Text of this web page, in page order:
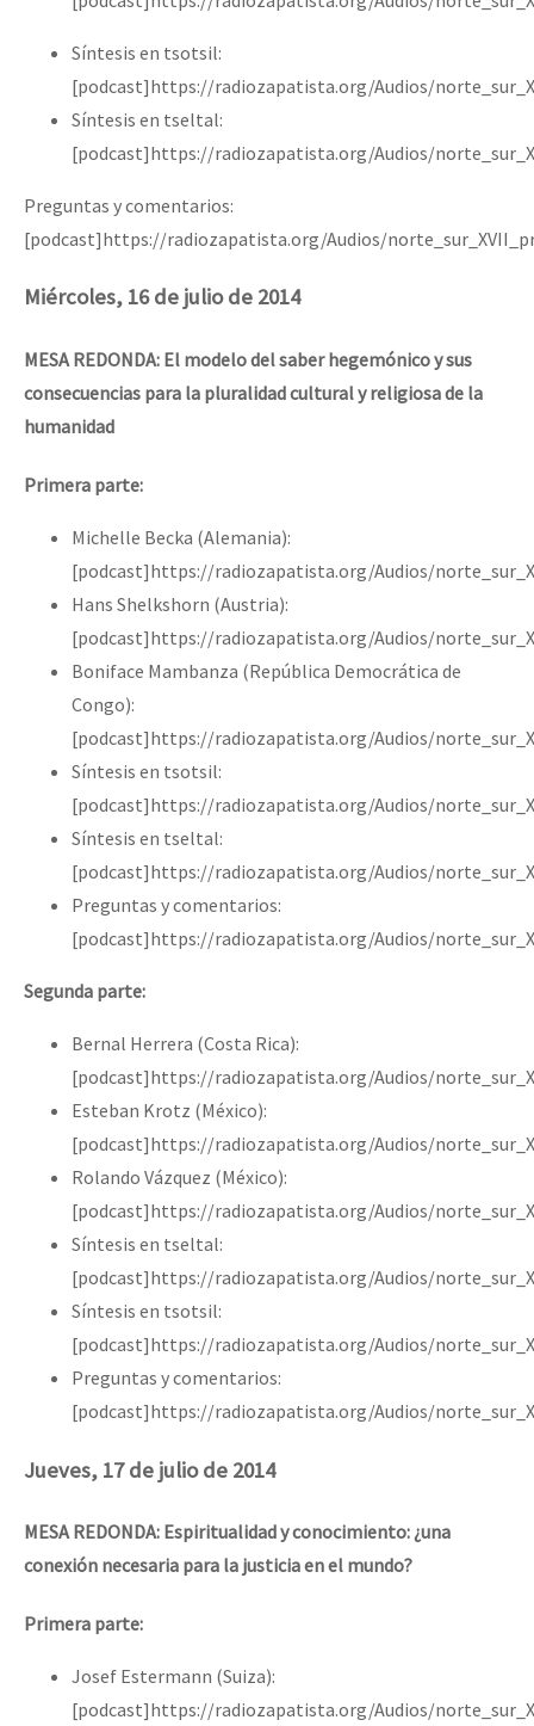
Síntesis en tsotsil:
[podcast]https://radiozapatista.org/Audios/
Síntesis en tseltal:
[podcast]https://radiozapatista.org/Audios/
Preguntas y comentarios:
[podcast]https://radiozapatista.org/Audios/
Miércoles, 16 de julio de 2014
MESA REDONDA: El modelo del saber hegemónico y sus
consecuencias para la pluralidad cultural y religiosa de la
humanidad
Primera parte:
Michelle Becka (Alemania):
[podcast]https://radiozapatista.org/Audios/
Hans Shelkshorn (Austria):
[podcast]https://radiozapatista.org/Audios/
Boniface Mambanza (República Democrática de
Congo):
[podcast]https://radiozapatista.org/Audios/
Síntesis en tsotsil:
[podcast]https://radiozapatista.org/Audios/
Síntesis en tseltal:
[podcast]https://radiozapatista.org/Audios/
Preguntas y comentarios:
[podcast]https://radiozapatista.org/Audios/
Segunda parte:
Bernal Herrera (Costa Rica):
[podcast]https://radiozapatista.org/Audios/
Esteban Krotz (México):
[podcast]https://radiozapatista.org/Audios/
Rolando Vázquez (México):
[podcast]https://radiozapatista.org/Audios/
Síntesis en tseltal:
[podcast]https://radiozapatista.org/Audios/
Síntesis en tsotsil:
[podcast]https://radiozapatista.org/Audios/
Preguntas y comentarios:
[podcast]https://radiozapatista.org/Audios/
Jueves, 17 de julio de 2014
MESA REDONDA: Espiritualidad y conocimiento: ¿una
conexión necesaria para la justicia en el mundo?
Primera parte:
Josef Estermann (Suiza):
[podcast]https://radiozapatista.org/Audios/